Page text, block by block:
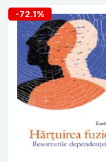
-72.1%